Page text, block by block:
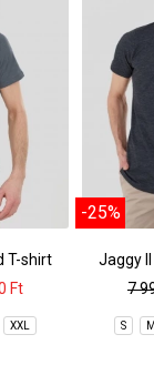
T-shirt
Ft
XXL
-25%
Jaggy
7
S M